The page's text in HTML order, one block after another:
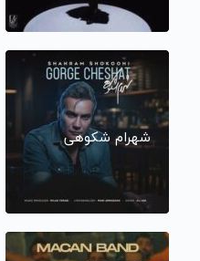
شهرام شکوهی